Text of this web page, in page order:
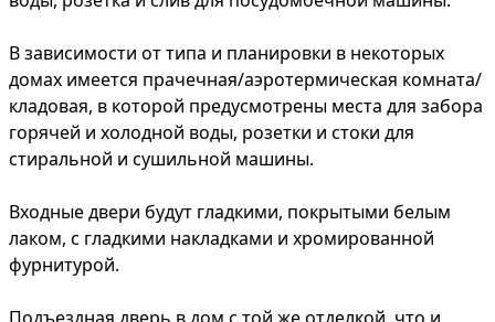
В зависимости от типа и планировки в некоторых
домах имеется прачечная/аэротермическая комната/
кладовая, в которой предусмотрены места для забора
горячей и холодной воды, розетки и стоки для
стиральной и сушильной машины.
Входные двери будут гладкими, покрытыми белым
лаком, с гладкими накладками и хромированной
фурнитурой.
Подъездная дверь в дом с той же отделкой, что и